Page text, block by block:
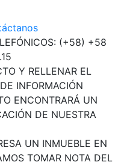
(+58) +58
Y RELLENAR EL
INFORMACIÓN
ENCONTRARÁ UN
DE NUESTRA
UN INMUEBLE EN
TOMAR NOTA DEL